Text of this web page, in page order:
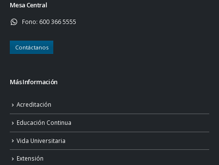
Mesa Central
Fono: 600 366 5555
Contáctanos
Más Información
Acreditación
Educación Continua
Vida Universitaria
Extensión